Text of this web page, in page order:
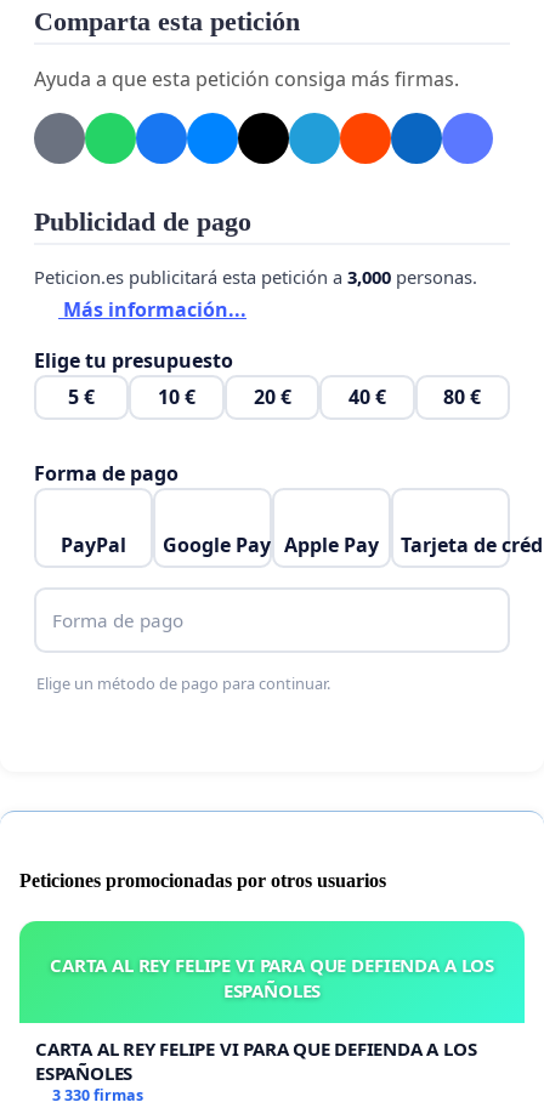
diferencia.
Comparta esta petición
Ayuda a que esta petición consiga más firmas.
Publicidad de pago
Peticion.es publicitará esta petición a 3,000 personas.
Más información...
Elige tu presupuesto
5 €
10 € 20 € 40 € 80 €
Forma de pago
PayPal Google Pay Apple Pay Tarjeta de
Forma de pago
Elige un método de pago para continuar.
Peticiones promocionadas por otros usuarios
CARTA AL REY FELIPE VI PARA QUE DEFIENDA A LOS
ESPAÑOLES
CARTA AL REY FELIPE VI PARA QUE DEFIENDA A LOS
ESPAÑOLES
3 330 firmas